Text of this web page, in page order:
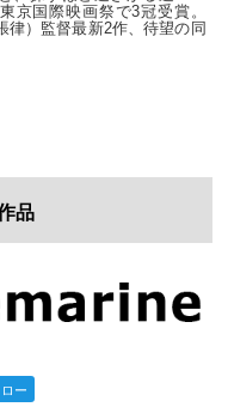
京国際映画祭で3冠受賞。
律）監督最新2作、待望の同
品
ー